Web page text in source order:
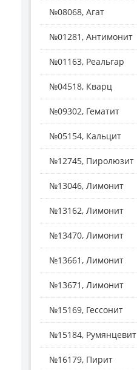
№08068, Агат
№01281, Антимонит
№01163, Реальгар
№04518, Кварц
№09302, Гематит
№05154, Кальцит
№12745, Пиролюзит
№13046, Лимонит
№13162, Лимонит
№13470, Лимонит
№13661, Лимонит
№13671, Лимонит
№15169, Гессонит
№15184, Румянцевит
№16179, Пирит